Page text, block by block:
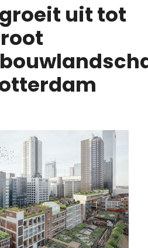
uit tot